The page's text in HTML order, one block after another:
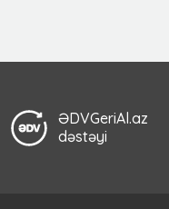
ƏDVGeriAl.az
dəstəyi